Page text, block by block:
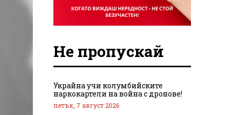
Не пропускай
Украйна учи колумбийските
наркокартели на война с дронове!
петък, 7 август 2026